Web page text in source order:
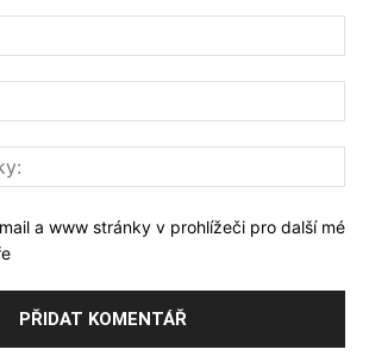
a www stránky v prohlížeči pro další mé